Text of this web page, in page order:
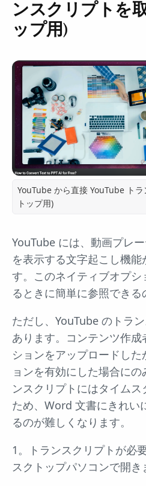
ンスクリプトを
ップ用)
YouTube から直接 YouTube ト
トップ用)
YouTube には、動画プレ
を表示する文字起こし機能
す。このネイティブオプ
るときに簡単に参照できる
ただし、YouTube のトラ
あります。コンテンツ作
ションをアップロードし
ョンを有効にした場合に
ンスクリプトにはタイム
ため、Word 文書にきれい
るのが難しくなります。
1。トランスクリプトが必
スクトップパソコンで開き